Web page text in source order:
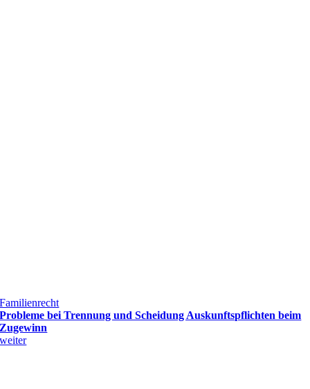
Familienrecht
Probleme bei Trennung und Scheidung Auskunftspflichten beim
Zugewinn
weiter